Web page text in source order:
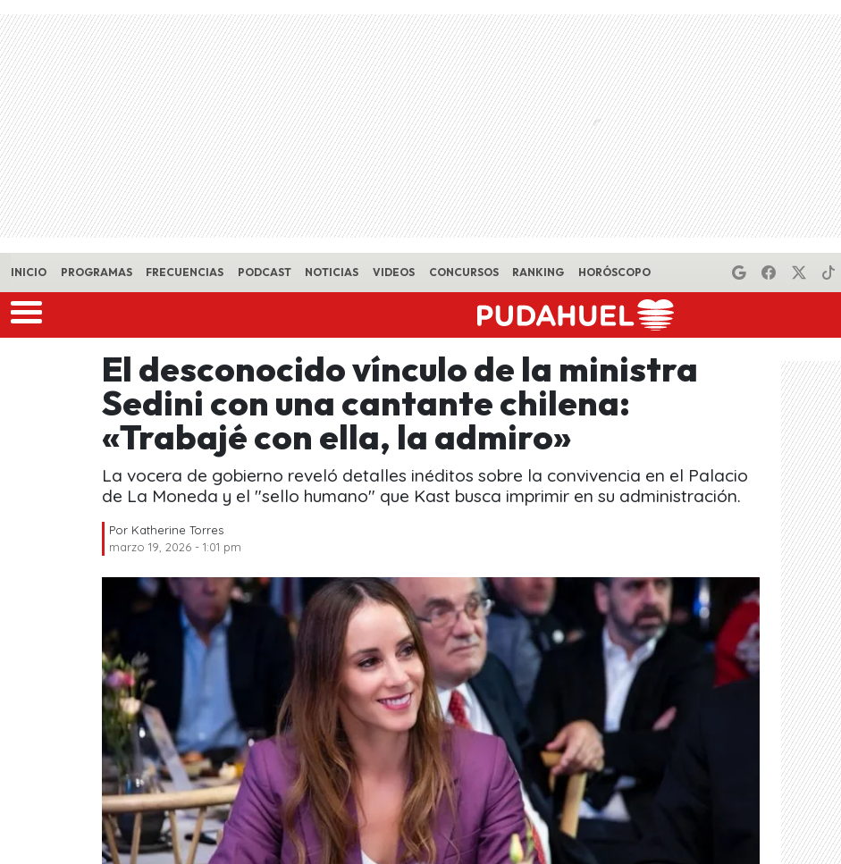
Skip to main content
INICIO PROGRAMAS FRECUENCIAS PODCAST NOTICIAS VIDEOS CONCURSOS RANKING HORÓSCOPO
El desconocido vínculo de la ministra
Sedini con una cantante chilena:
«Trabajé con ella, la admiro»
La vocera de gobierno reveló detalles inéditos sobre la convivencia en el Palacio
de La Moneda y el "sello humano" que Kast busca imprimir en su administración.
Por Katherine Torres
marzo 19, 2026 - 1:01 pm